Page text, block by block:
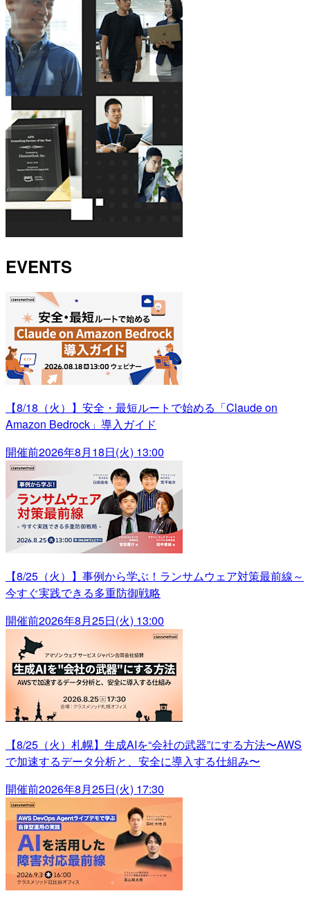
EVENTS
【8/18（火）】安全・最短ルートで始める「Claude on
Amazon Bedrock」導入ガイド
開催前2026年8月18日(火) 13:00
【8/25（火）】事例から学ぶ！ランサムウェア対策最前線～
今すぐ実践できる多重防御戦略
開催前2026年8月25日(火) 13:00
【8/25（火）札幌】生成AIを“会社の武器”にする方法〜AWS
で加速するデータ分析と、安全に導入する仕組み〜
開催前2026年8月25日(火) 17:30